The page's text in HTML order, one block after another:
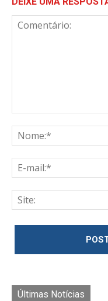
Últimas Notícias